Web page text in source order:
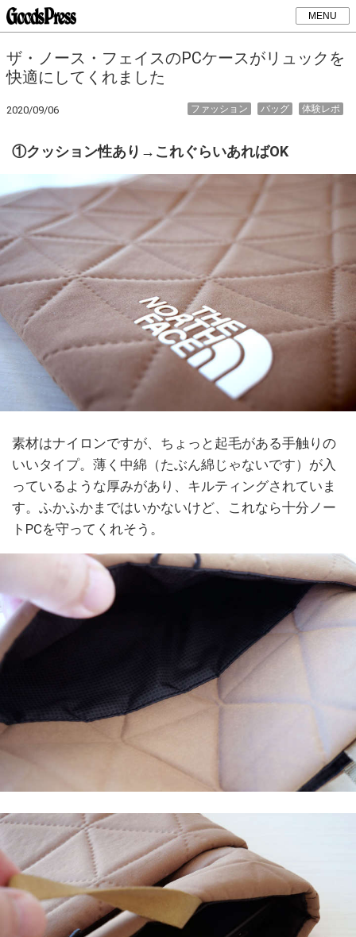
MENU
ザ・ノース・フェイスのPCケースがリュックを
快適にしてくれました
2020/09/06 体験レポ
バッグ
ファッション
①クッション性あり→これぐらいあればOK
素材はナイロンですが、ちょっと起毛がある手触りの
いいタイプ。薄く中綿（たぶん綿じゃないです）が入
っているような厚みがあり、キルティングされていま
す。ふかふかまではいかないけど、これなら十分ノー
トPCを守ってくれそう。